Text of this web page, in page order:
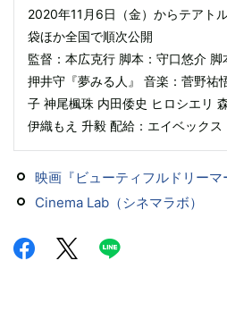
2020年11月6日（金）からテアト
袋ほか全国で順次公開
監督：本広克行 脚本：守口悠介 脚
押井守『夢みる人』 音楽：菅野祐
子 神尾楓珠 内田倭史 ヒロシエリ
伊織もえ 升毅 配給：エイベックス
映画『ビューティフルドリー
Cinema Lab（シネマラボ）